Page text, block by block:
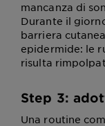
mancanza di
Durante il
barriera
epidermide: le
risulta
Step 3:
Una routine